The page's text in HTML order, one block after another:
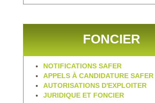
FONCIER
NOTIFICATIONS SAFER
APPELS À CANDIDATURE SAFER
AUTORISATIONS D'EXPLOITER
JURIDIQUE ET FONCIER